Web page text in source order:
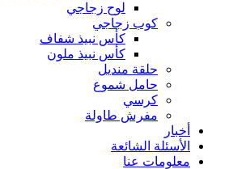
لوح زجاجي
كوب زجاجي
كأس نبيذ شفاف
كأس نبيذ ملون
حلقة منديل
حامل شموع
كرسي
مفرش طاولة
أخبار
الأسئلة الشائعة
معلومات عنا